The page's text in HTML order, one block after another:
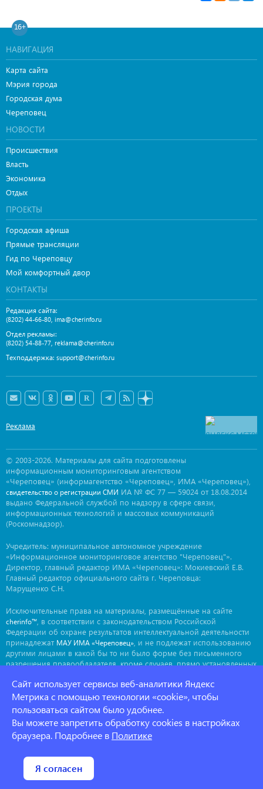
16+
НАВИГАЦИЯ
Карта сайта
Мэрия города
Городская дума
Череповец
НОВОСТИ
Происшествия
Власть
Экономика
Отдых
ПРОЕКТЫ
Городская афиша
Прямые трансляции
Гид по Череповцу
Мой комфортный двор
КОНТАКТЫ
Редакция сайта:
(8202) 44-66-80 ima@cherinfo.ru
Отдел рекламы:
(8202) 54-88-77 reklama@cherinfo.ru
Техподдержка: support@cherinfo.ru
Реклама
© 2003-2026. Материалы для сайта подготовлены
информационным мониторинговым агентством
«Череповец» (информагентство «Череповец», ИМА «Череповец»),
свидетельство о регистрации СМИ ИА № ФС 77 — 59024 от 18.08.2014
выдано Федеральной службой по надзору в сфере связи,
информационных технологий и массовых коммуникаций
(Роскомнадзор).
Учредитель: муниципальное автономное учреждение
«Информационное мониторинговое агентство "Череповец"».
Директор, главный редактор ИМА «Череповец»: Мокиевский Е.В.
Главный редактор официального сайта г. Череповца:
Марущенко С.Н.
Исключительные права на материалы, размещённые на сайте
cherinfo™ , в соответствии с законодательством Российской
Федерации об охране результатов интеллектуальной деятельности
принадлежат МАУ ИМА «Череповец» , и не подлежат использованию
другими лицами в какой бы то ни было форме без письменного
разрешения правообладателя, кроме случаев, прямо установленных
ima@cherinfo.ru. Мнение авторов может не совпадать с мнением
редакции.
При использовании материалов сайтаcherinfo™
является прямая, открытая для индексации гиперссылка на
страницу, с которой материал заимствован. Гиперссылка должна
размещаться непосредственно в тексте, воспроизводящем
оригинальный материал
Политика конфеденциальности
Сайт использует сервисы веб-аналитики Яндекс
Метрика с помощью технологии «cookie», чтобы
пользоваться сайтом было удобнее.
Вы можете запретить обработку cookies в настройках
браузера. Подробнее в Политике